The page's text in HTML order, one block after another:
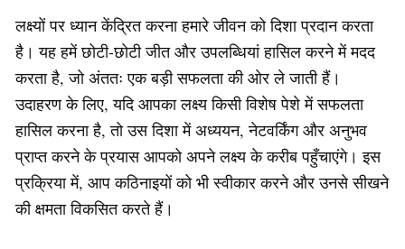
लक्ष्यों पर ध्यान केंद्रित करना हमारे जीवन को दिशा प्रदान करता
है। यह हमें छोटी-छोटी जीत और उपलब्धियां हासिल करने में मदद
करता है, जो अंततः एक बड़ी सफलता की ओर ले जाती हैं।
उदाहरण के लिए, यदि आपका लक्ष्य किसी विशेष पेशे में सफलता
हासिल करना है, तो उस दिशा में अध्ययन, नेटवर्किंग और अनुभव
प्राप्त करने के प्रयास आपको अपने लक्ष्य के करीब पहुँचाएंगे। इस
प्रक्रिया में, आप कठिनाइयों को भी स्वीकार करने और उनसे सीखने
की क्षमता विकसित करते हैं।